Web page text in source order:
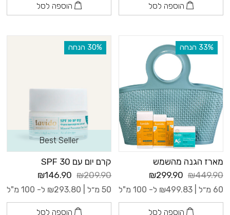
הוספה לסל הוספה לסל
‫33% הנחה
מארז הגנה מהשמש
₪449.90
₪299.90
60 מ״ל | ₪499.83 ל- 100 מ"ל
הוספה לסל
‫30% הנחה
Best Seller
קרם יום עם 30 SPF
₪209.90
₪146.90
50 מ״ל | ₪293.80 ל- 100 מ"ל
הוספה לסל